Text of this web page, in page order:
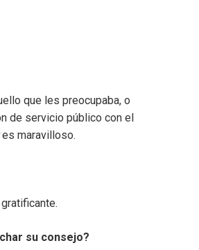
que les preocupaba, o
de servicio público con el
maravilloso.
su consejo?